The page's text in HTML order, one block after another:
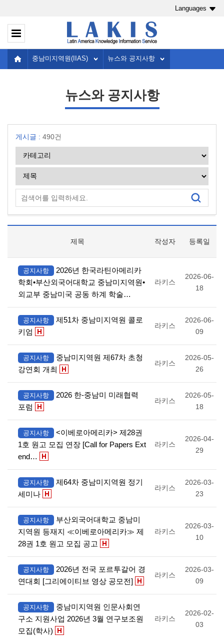
Languages
중남미지역원(IIAS) 뉴스와 공지사항
뉴스와 공지사항
게시글 : 490건
제목 작성자 등록일
공지사항
2026년 한국라틴아메리카
학회•부산외국어대학교 중남미지역원•
외교부 중남미국 공동 하계 학술…
라키스
2026-06-
18
공지사항
제51차 중남미지역원 콜로
키엄
라키스
2026-06-
09
공지사항
중남미지역원 제67차 초청
강연회 개최
라키스
2026-05-
26
공지사항
2026 한-중남미 미래협력
포럼
라키스
2026-05-
18
공지사항
<이베로아메리카> 제28권
1호 원고 모집 연장 [Call for Papers Ext
end…
라키스
2026-04-
29
공지사항
제64차 중남미지역원 정기
세미나
라키스
2026-03-
23
공지사항
부산외국어대학교 중남미
지역원 등재지 ≪이베로아메리카≫ 제
28권 1호 원고 모집 공고
라키스
2026-03-
10
공지사항
2026년 전국 포르투갈어 경
연대회 [그리에이티브 영상 공모전]
라키스
2026-03-
09
공지사항
중남미지역원 인문사회연
구소 지원사업 2026년 3월 연구보조원
모집(학사)
라키스
2026-02-
03